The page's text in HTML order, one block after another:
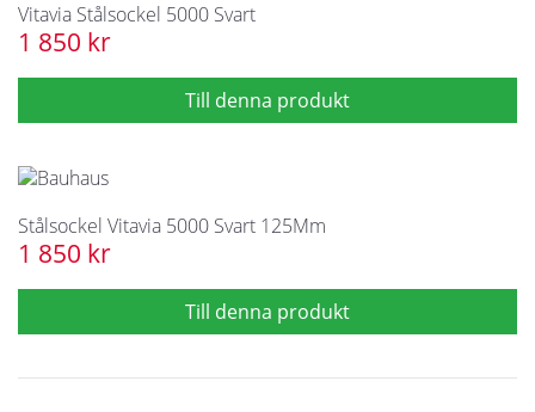
Vitavia Stålsockel 5000 Svart
1 850 kr
Stålsockel Vitavia 5000 Svart 125Mm
1 850 kr